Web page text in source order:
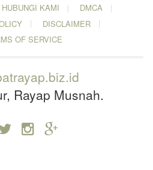
HUBUNGI KAMI
DMCA
DISCLAIMER
OF SERVICE
Rayap Musnah.